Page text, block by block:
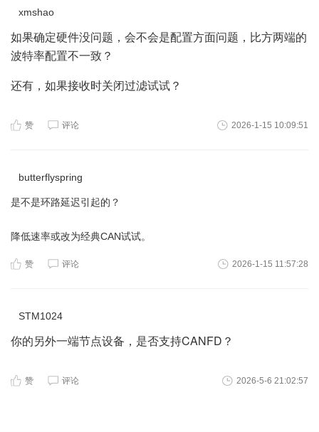
xmshao
如果确定硬件没问题，会不会是配置方面问题，比方两端的
波特率配置不一致？
还有，如果接收时关闭过滤试试？
赞 评论 2026-1-15 10:09:51
butterflyspring
是不是环路延迟引起的？
降低速率或改为经典CAN试试。
赞 评论 2026-1-15 11:57:28
STM1024
你的另外一端节点设备，是否支持CANFD？
赞 评论 2026-5-6 21:02:57